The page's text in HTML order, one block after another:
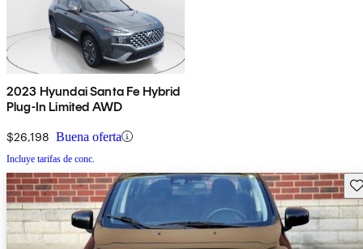
2023 Hyundai Santa Fe Hybrid
Plug-In Limited AWD
$26,198 Buena oferta
Incluye tarifas de conc.